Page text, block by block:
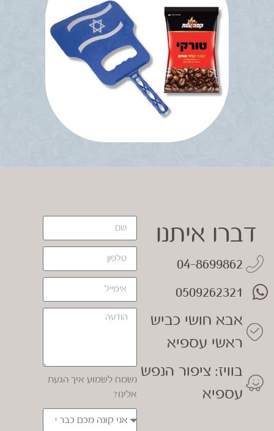
דברו איתנו
04-8699862
0509262321
אבא חושי כביש
ראשי עספיא
בוויז: ציפור הנפש
עספיא
נשמח לשמוע איך הגעת
אלינו?